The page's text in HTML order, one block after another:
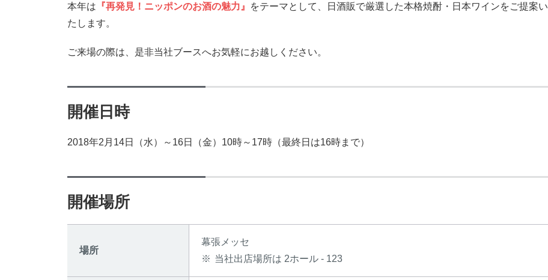
本年は 『再発見！ニッポンのお酒の魅力』
をテーマとして、日酒販で厳選した本格焼酎・日本ワインをご提案い
たします。
ご来場の際は、是非当社ブースへお気軽にお越しください。
開催日時
2018年2月14日（水）～16日（金）10時～17時（最終日は16時まで）
開催場所
場所
幕張メッセ
※ 当社出店場所は 2ホール - 123